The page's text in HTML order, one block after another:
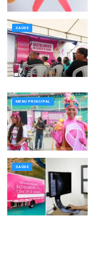
SAÚDE
MENU PRINCIPAL
SAÚDE